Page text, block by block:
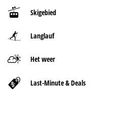
Skigebied
Langlauf
Het weer
Last-Minute & Deals